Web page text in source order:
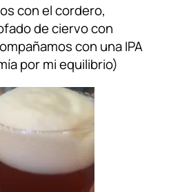
con el cordero,
de ciervo con
con una IPA
por mi equilibrio)